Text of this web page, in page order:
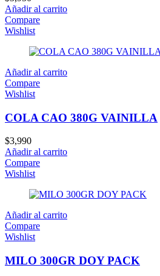
Añadir al carrito
Compare
Wishlist
Añadir al carrito
Compare
Wishlist
COLA CAO 380G VAINILLA
$3,990
Añadir al carrito
Compare
Wishlist
Añadir al carrito
Compare
Wishlist
MILO 300GR DOY PACK